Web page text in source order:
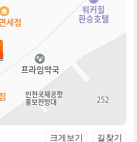
크게보기 길찾기